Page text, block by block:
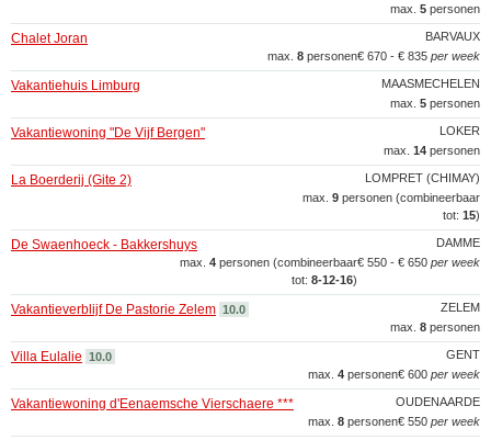
max. 5 personen
BARVAUX
Chalet Joran
€ 670 - € 835 per week
max. 8 personen
MAASMECHELEN
Vakantiehuis Limburg
max. 5 personen
LOKER
Vakantiewoning "De Vijf Bergen"
max. 14 personen
LOMPRET (CHIMAY)
La Boerderij (Gite 2)
max. 9 personen (combineerbaar
tot: 15)
DAMME
De Swaenhoeck - Bakkershuys
€ 550 - € 650 per week
max. 4 personen (combineerbaar
tot: 8‑12‑16)
ZELEM
Vakantieverblijf De Pastorie Zelem 10.0
max. 8 personen
GENT
Villa Eulalie 10.0
€ 600 per week
max. 4 personen
OUDENAARDE
Vakantiewoning d'Eenaemsche Vierschaere ***
€ 550 per week
max. 8 personen